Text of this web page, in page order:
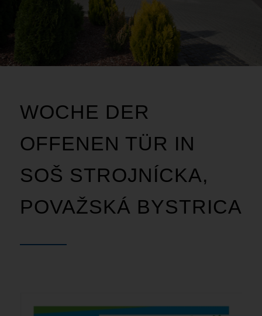
WOCHE DER
OFFENEN TÜR IN
SOŠ STROJNÍCKA,
POVAŽSKÁ BYSTRICA